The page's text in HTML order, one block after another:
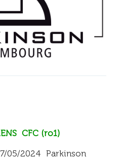
CFC (ro1)
05/2024 Parkinson